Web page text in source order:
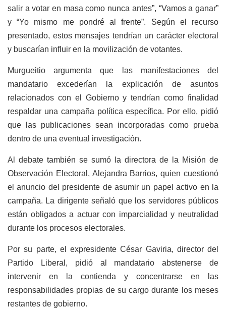
salir a votar en masa como nunca antes”, “Vamos a ganar”
y “Yo mismo me pondré al frente”. Según el recurso
presentado, estos mensajes tendrían un carácter electoral
y buscarían influir en la movilización de votantes.
Murgueitio argumenta que las manifestaciones del
mandatario excederían la explicación de asuntos
relacionados con el Gobierno y tendrían como finalidad
respaldar una campaña política específica. Por ello, pidió
que las publicaciones sean incorporadas como prueba
dentro de una eventual investigación.
Al debate también se sumó la directora de la Misión de
Observación Electoral, Alejandra Barrios, quien cuestionó
el anuncio del presidente de asumir un papel activo en la
campaña. La dirigente señaló que los servidores públicos
están obligados a actuar con imparcialidad y neutralidad
durante los procesos electorales.
Por su parte, el expresidente César Gaviria, director del
Partido Liberal, pidió al mandatario abstenerse de
intervenir en la contienda y concentrarse en las
responsabilidades propias de su cargo durante los meses
restantes de gobierno.